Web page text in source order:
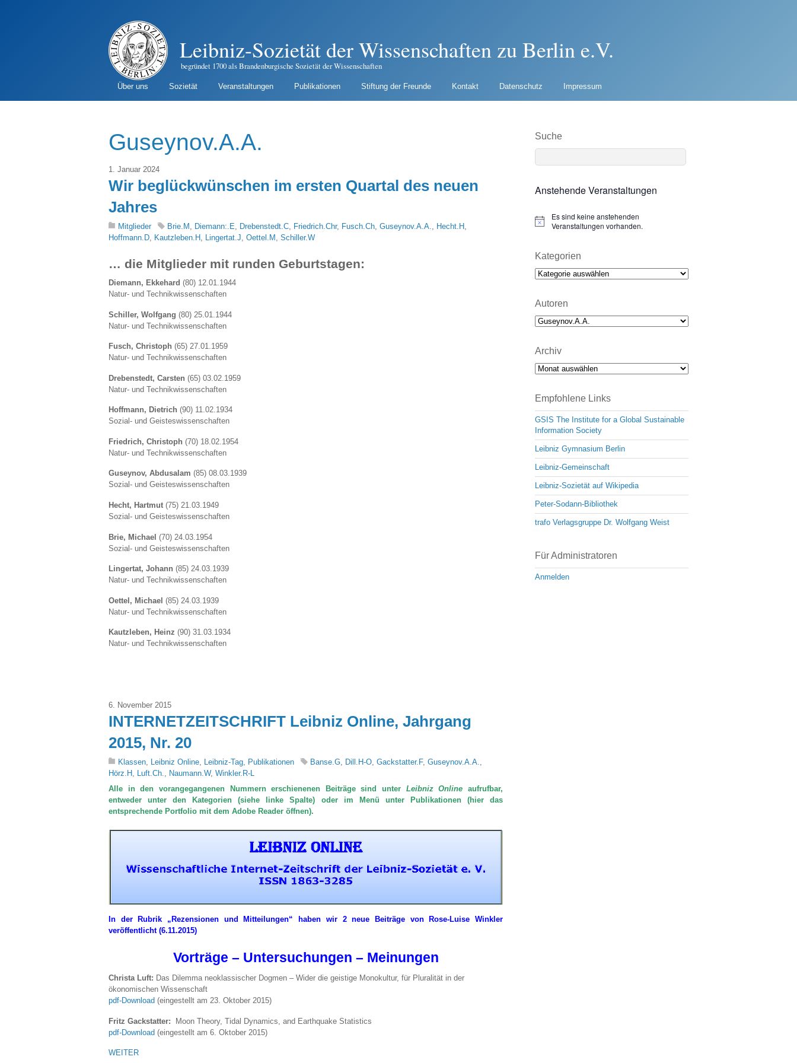
Leibniz-Sozietät der Wissenschaften zu Berlin e.V.
begründet 1700 als Brandenburgische Sozietät der Wissenschaften
Über uns Sozietät Veranstaltungen Publikationen Stiftung der Freunde Kontakt Datenschutz Impressum
Guseynov.A.A.
1. Januar 2024
Wir beglückwünschen im ersten Quartal des neuen
Jahres
Mitglieder Brie.M Diemann:.E Drebenstedt.C Friedrich.Chr, Fusch.Ch Guseynov.A.A. Hecht.H
Hoffmann.D
Kautzleben.H Lingertat.J Oettel.M Schiller.W
… die Mitglieder mit runden Geburtstagen:
Diemann, Ekkehard (80) 12.01.1944
Natur- und Technikwissenschaften
Schiller, Wolfgang (80) 25.01.1944
Natur- und Technikwissenschaften
Fusch, Christoph (65) 27.01.1959
Natur- und Technikwissenschaften
Drebenstedt, Carsten (65) 03.02.1959
Natur- und Technikwissenschaften
Hoffmann, Dietrich (90) 11.02.1934
Sozial- und Geisteswissenschaften
Friedrich, Christoph (70) 18.02.1954
Natur- und Technikwissenschaften
Guseynov, Abdusalam (85) 08.03.1939
Sozial- und Geisteswissenschaften
Hecht, Hartmut (75) 21.03.1949
Sozial- und Geisteswissenschaften
Brie, Michael (70) 24.03.1954
Sozial- und Geisteswissenschaften
Lingertat, Johann (85) 24.03.1939
Natur- und Technikwissenschaften
Oettel, Michael (85) 24.03.1939
Natur- und Technikwissenschaften
Kautzleben, Heinz (90) 31.03.1934
Natur- und Technikwissenschaften
6. November 2015
INTERNETZEITSCHRIFT Leibniz Online, Jahrgang
2015, Nr. 20
Klassen Leibniz Online Leibniz-Tag Publikationen Banse.G Dill.H-O Gackstatter.F, Guseynov.A.A.
Hörz.H Luft.Ch. Naumann.W, Winkler.R-L
Alle in den vorangegangenen Nummern erschienenen Beiträge sind unter Leibniz Online aufrufbar,
entweder unter den Kategorien (siehe linke Spalte) oder im Menü unter Publikationen (hier das
entsprechende Portfolio mit dem Adobe Reader öffnen).
In der Rubrik „Rezensionen und Mitteilungen“ haben wir 2 neue Beiträge von Rose-Luise Winkler
veröffentlicht (6.11.2015)
Vorträge – Untersuchungen – Meinungen
Christa Luft: Das Dilemma neoklassischer Dogmen – Wider die geistige Monokultur, für Pluralität in der
ökonomischen Wissenschaft
pdf-Download (eingestellt am 23. Oktober 2015)
Fritz Gackstatter: Moon Theory, Tidal Dynamics, and Earthquake Statistics
pdf-Download (eingestellt am 6. Oktober 2015)
WEITER
Suche
Anstehende Veranstaltungen
N
i
c
e
Es sind keine anstehenden
Veranstaltungen vorhanden.
Kategorien
Kategorien
Autoren
Archiv
Archiv
Empfohlene Links
GSIS The Institute for a Global Sustainable
Information Society
Leibniz Gymnasium Berlin
Leibniz-Gemeinschaft
Leibniz-Sozietät auf Wikipedia
Peter-Sodann-Bibliothek
trafo Verlagsgruppe Dr. Wolfgang Weist
Für Administratoren
Anmelden